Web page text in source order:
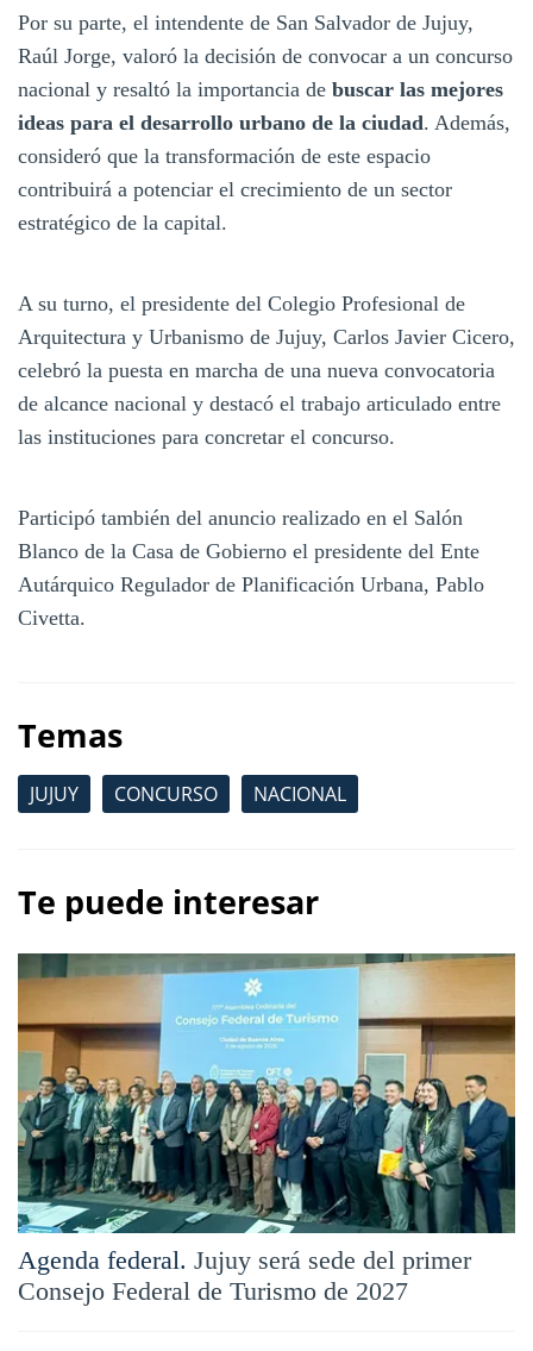
Por su parte, el intendente de San Salvador de Jujuy,
Raúl Jorge, valoró la decisión de convocar a un concurso
nacional y resaltó la importancia de buscar las mejores
ideas para el desarrollo urbano de la ciudad. Además,
consideró que la transformación de este espacio
contribuirá a potenciar el crecimiento de un sector
estratégico de la capital.
A su turno, el presidente del Colegio Profesional de
Arquitectura y Urbanismo de Jujuy, Carlos Javier Cicero,
celebró la puesta en marcha de una nueva convocatoria
de alcance nacional y destacó el trabajo articulado entre
las instituciones para concretar el concurso.
Participó también del anuncio realizado en el Salón
Blanco de la Casa de Gobierno el presidente del Ente
Autárquico Regulador de Planificación Urbana, Pablo
Civetta.
Temas
JUJUY CONCURSO NACIONAL
Te puede interesar
Agenda federal. Jujuy será sede del primer
Consejo Federal de Turismo de 2027